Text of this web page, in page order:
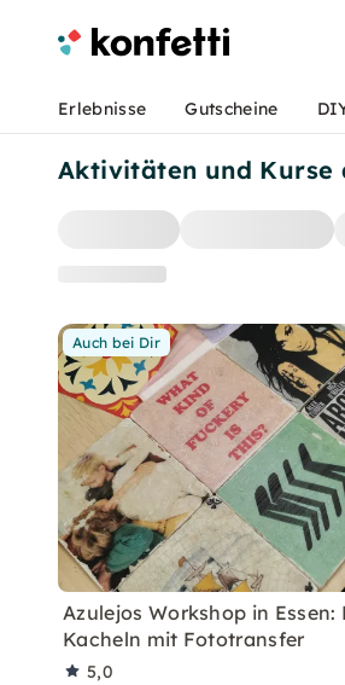
Aktivitäten und Kurse
Auch bei Dir
Azulejos Workshop in Essen:
Kacheln mit Fototransfer
5,0
Erlebnisse Gutscheine